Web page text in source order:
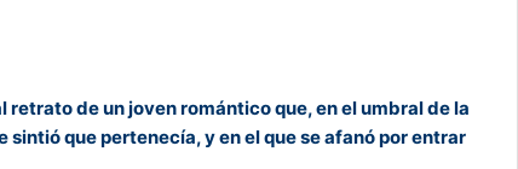
de un joven romántico que, en el umbral de la
que pertenecía, y en el que se afanó por entrar